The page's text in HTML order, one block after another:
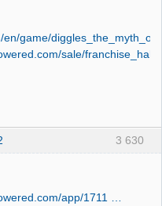
en/game/
sale/franchise_half-
3 630
app/1711 …